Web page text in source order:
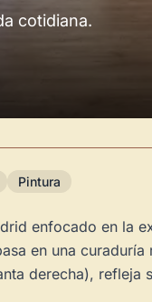
cotidiana.
Pintura
enfocado en la
en una
derecha),